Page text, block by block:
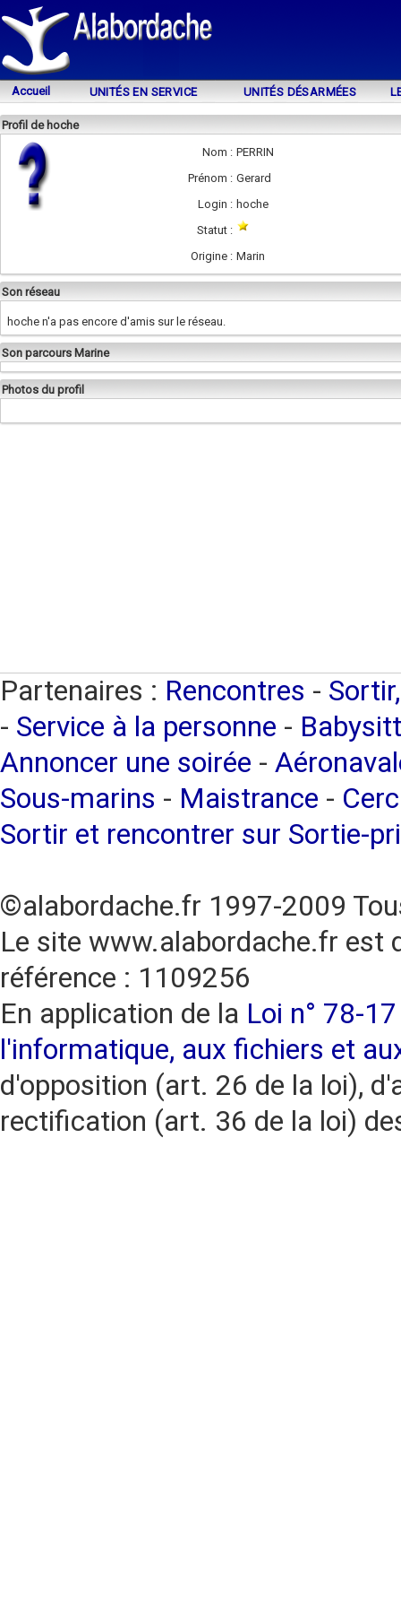
Accueil UNITÉS EN SERVICE UNITÉS DÉSARMÉES
Profil de hoche
Nom : PERRIN
Prénom : Gerard
Login : hoche
Statut :
Origine : Marin
Son réseau
hoche n'a pas encore d'amis sur le réseau.
Son parcours Marine
Photos du profil
Partenaires : Rencontres -
- Service à la personne -
Annoncer une soirée -
Sous-marins - Maistrance -
Sortir et rencontrer sur Sortie-
©alabordache.fr 1997-2009
Le site www.alabordache.fr est
référence : 1109256
En application de la Loi n° 78-
l'informatique, aux fichiers et
d'opposition (art. 26 de la loi),
rectification (art. 36 de la loi)